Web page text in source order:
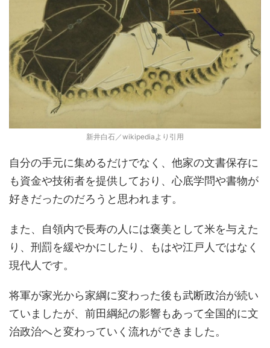
新井白石／wikipediaより引用
自分の手元に集めるだけでなく、他家の文書保存に
も資金や技術者を提供しており、心底学問や書物が
好きだったのだろうと思われます。
また、自領内で長寿の人には褒美として米を与えた
り、刑罰を緩やかにしたり、もはや江戸人ではなく
現代人です。
将軍が家光から家綱に変わった後も武断政治が続い
ていましたが、前田綱紀の影響もあって全国的に文
治政治へと変わっていく流れができました。